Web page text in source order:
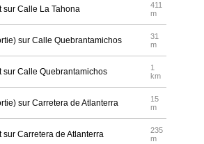
sur Calle La Tahona
411
m
sur Calle Quebrantamichos
31
m
sur Calle Quebrantamichos
1
km
sur Carretera de Atlanterra
15
m
Carretera de Atlanterra
235
m